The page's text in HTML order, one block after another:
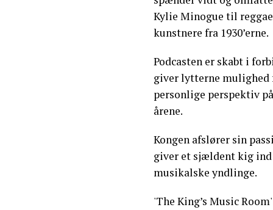
Kylie Minogue til
kunstnere fra 1930’erne.
Podcasten er skabt i
giver lytterne mulighed
personlige perspektiv
årene.
Kongen afslører sin
giver et sjældent kig
musikalske yndlinge.
'The King’s Music